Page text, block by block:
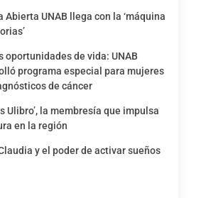
Abierta UNAB llega con la ‘máquina
oportunidades de vida: UNAB
programa especial para mujeres
de cáncer
Ulibro’, la membresía que impulsa
en la región
y el poder de activar sueños